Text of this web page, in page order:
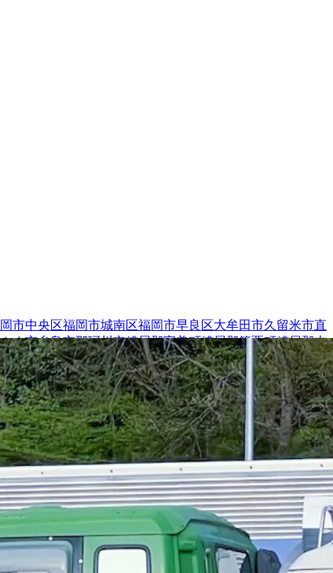
市中央区福岡市城南区福岡市早良区大牟田市久留米市直
ま市糸島市那珂川市糟屋郡宇美町糟屋郡篠栗町糟屋郡志
田川郡福智町京都郡苅田町京都郡みやこ町築上郡上毛町